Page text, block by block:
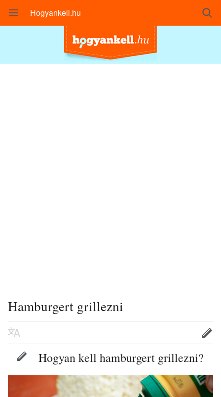
Hogyankell.hu
Hamburgert grillezni
Hogyan kell hamburgert grillezni?